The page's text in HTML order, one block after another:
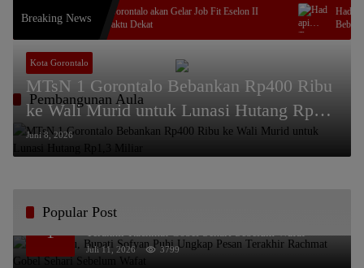
Breaking News
Pemkab Gorontalo akan Gelar Job Fit Eselon II
Dalam Waktu Dekat
Hadapi
Beberkan 4
Pembangunan Aula
Kota Gorontalo
MTsN 1 Gorontalo Bebankan Rp400 Ribu
ke Wali Murid untuk Lunasi Hutang Rp1,3
Miliar
Juni 8, 2026
Popular Post
1
Bikin Haru, Bupati Sofyan Puhi Ungkap Pesan
Terakhir Rachmat Gobel Sehari Sebelum Wafat
Juli 11, 2026 3799